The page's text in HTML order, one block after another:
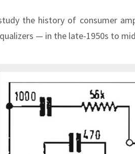
the history of consumer
— in the late-1950s to